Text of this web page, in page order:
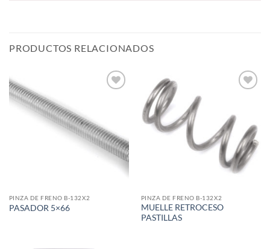
PRODUCTOS RELACIONADOS
PINZA DE FRENO B-132X2
PASADOR 5×66
PINZA DE FRENO B-132X2
MUELLE RETROCESO
PASTILLAS